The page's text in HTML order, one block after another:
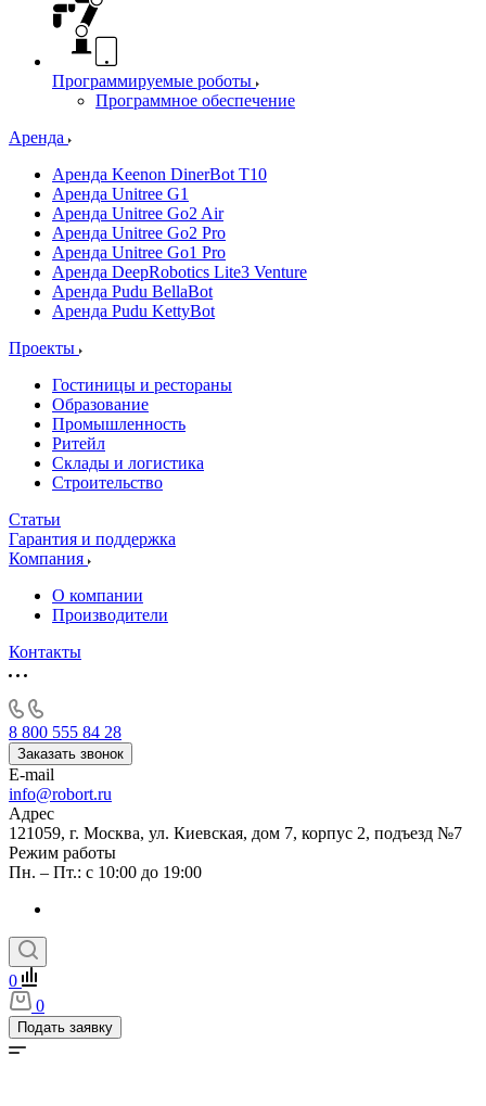
Программируемые роботы
Программное обеспечение
Аренда
Аренда Keenon DinerBot T10
Аренда Unitree G1
Аренда Unitree Go2 Air
Аренда Unitree Go2 Pro
Аренда Unitree Go1 Pro
Аренда DeepRobotics Lite3 Venture
Аренда Pudu BellaBot
Аренда Pudu KettyBot
Проекты
Гостиницы и рестораны
Образование
Промышленность
Ритейл
Склады и логистика
Строительство
Статьи
Гарантия и поддержка
Компания
О компании
Производители
Контакты
8 800 555 84 28
Заказать звонок
E-mail
info@robort.ru
Адрес
121059, г. Москва, ул. Киевская, дом 7, корпус 2, подъезд №7
Режим работы
Пн. – Пт.: с 10:00 до 19:00
0
0
Подать заявку